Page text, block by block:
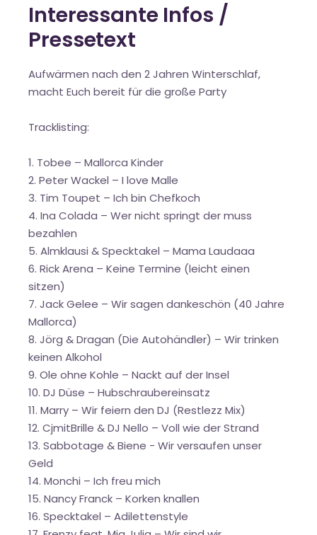
Interessante Infos /
Pressetext
Aufwärmen nach den 2 Jahren Winterschlaf,
macht Euch bereit für die große Party
Tracklisting:
1. Tobee – Mallorca Kinder
2. Peter Wackel – I love Malle
3. Tim Toupet – Ich bin Chefkoch
4. Ina Colada – Wer nicht springt der muss
bezahlen
5. Almklausi & Specktakel – Mama Laudaaa
6. Rick Arena – Keine Termine (leicht einen
sitzen)
7. Jack Gelee – Wir sagen dankeschön (40 Jahre
Mallorca)
8. Jörg & Dragan (Die Autohändler) – Wir trinken
keinen Alkohol
9. Ole ohne Kohle – Nackt auf der Insel
10. DJ Düse – Hubschraubereinsatz
11. Marry – Wir feiern den DJ (Restlezz Mix)
12. CjmitBrille & DJ Nello – Voll wie der Strand
13. Sabbotage & Biene - Wir versaufen unser
Geld
14. Monchi – Ich freu mich
15. Nancy Franck – Korken knallen
16. Specktakel – Adilettenstyle